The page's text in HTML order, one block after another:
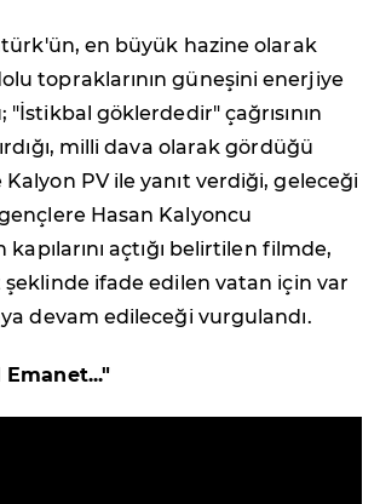
en büyük hazine olarak
topraklarının güneşini enerjiye
göklerdedir" çağrısının
milli dava olarak gördüğü
PV ile yanıt verdiği, geleceği
Hasan Kalyoncu
açtığı belirtilen filmde,
ifade edilen vatan için var
devam edileceği vurgulandı.